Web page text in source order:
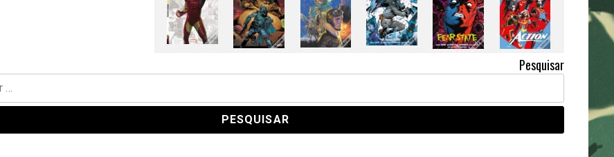
Pesquisar